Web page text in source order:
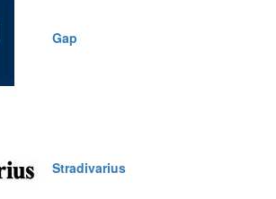
Gap
Stradivarius